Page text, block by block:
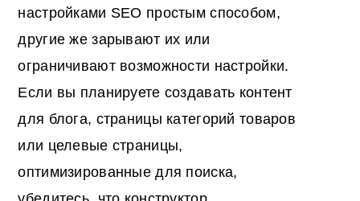
настройками SEO простым способом,
другие же зарывают их или
ограничивают возможности настройки.
Если вы планируете создавать контент
для блога, страницы категорий товаров
или целевые страницы,
оптимизированные для поиска,